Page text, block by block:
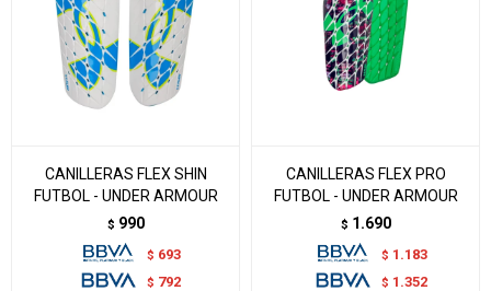
CANILLERAS FLEX SHIN
FUTBOL - UNDER ARMOUR
$ 990
$ 693
$ 792
CANILLERAS FLEX PRO
FUTBOL - UNDER ARMOUR
$ 1.690
$ 1.183
$ 1.352